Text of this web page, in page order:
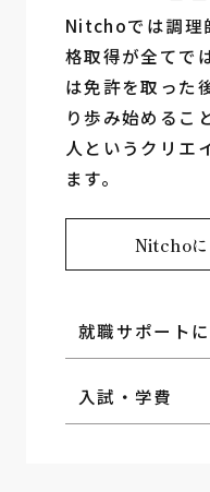
Nitchoでは調理
格取得が全てで
は免許を取った
り歩み始めるこ
⼈というクリエ
ます。
Nitchoに
就職サポート
入試・学費